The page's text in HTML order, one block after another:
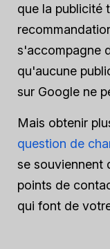
que la publicité
s'accompagne
qu'aucune
sur Google ne
Mais obtenir
question de
se souviennent
points de
qui font de